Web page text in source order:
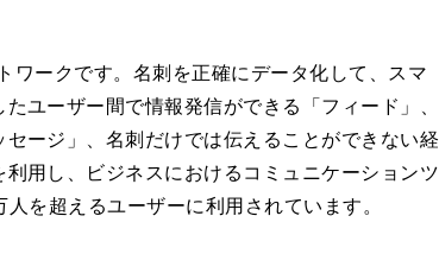
ークです。名刺を正確にデータ化して、スマ
ユーザー間で情報発信ができる「フィード」、
ージ」、名刺だけでは伝えることができない経
用し、ビジネスにおけるコミュニケーションツ
を超えるユーザーに利用されています。